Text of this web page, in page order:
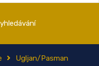
Ugljan/Pasman